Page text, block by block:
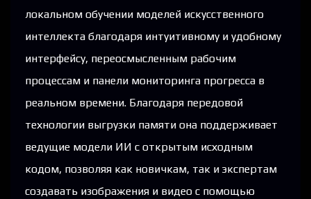
локальном обучении моделей искусственного
интеллекта благодаря интуитивному и удобному
интерфейсу, переосмысленным рабочим
процессам и панели мониторинга прогресса в
реальном времени. Благодаря передовой
технологии выгрузки памяти она поддерживает
ведущие модели ИИ с открытым исходным
кодом, позволяя как новичкам, так и экспертам
создавать изображения и видео с помощью